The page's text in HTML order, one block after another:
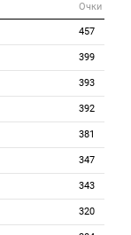
Очки
457
399
393
392
381
347
343
320